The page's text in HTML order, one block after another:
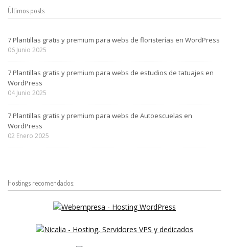
Últimos posts
7 Plantillas gratis y premium para webs de floristerías en WordPress
06 Junio 2025
7 Plantillas gratis y premium para webs de estudios de tatuajes en
WordPress
04 Junio 2025
7 Plantillas gratis y premium para webs de Autoescuelas en
WordPress
02 Enero 2025
Hostings recomendados: